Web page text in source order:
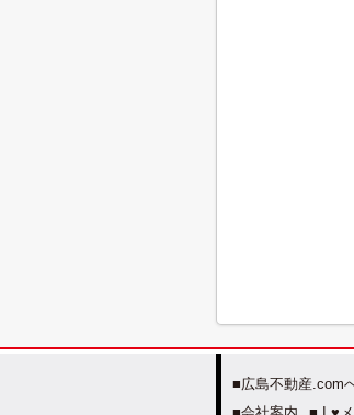
■広島不動産.com